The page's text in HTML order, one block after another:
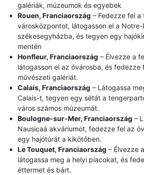
galériák, múzeumok és egyebek
Rouen, Franciaország – Fedezze fel a
városközpontot, látogasson el a Notre-
székesegyházba, és tegyen egy
mentén
Honfleur, Franciaország – Élvezze a
látogasson el az óvárosba, és fedezze
művészeti galériát.
Calais, Franciaország – Látogassa
Calais-t, tegyen egy sétát a
város számos múzeumát.
Boulogne-sur-Mer, Franciaország –
Nausicaá akváriumot, fedezze fel az
egy hajótúrát a kikötőben.
Le Touquet, Franciaország – Élvezze
látogassa meg a helyi piacokat, és
éttermet és bárt.